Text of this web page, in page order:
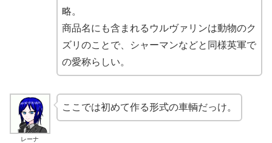
略。
商品名にも含まれるウルヴァリンは動物のク
ズリのことで、シャーマンなどと同様英軍で
の愛称らしい。
レーナ
ここでは初めて作る形式の車輌だっけ。